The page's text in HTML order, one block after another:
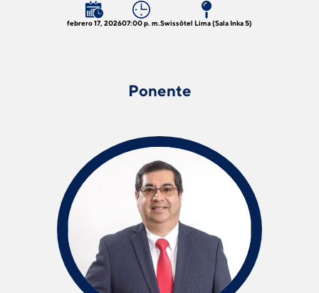
febrero 17, 202607:00 p. m.Swissôtel Lima (Sala Inka 5)
Ponente